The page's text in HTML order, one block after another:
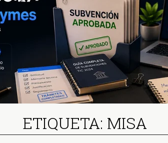
ETIQUETA: MISA